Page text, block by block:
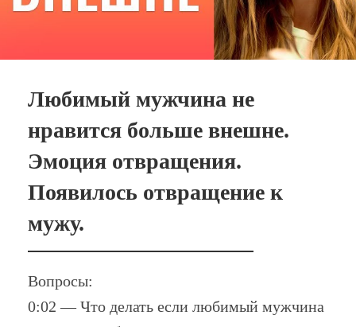
Любимый мужчина не
нравится больше внешне.
Эмоция отвращения.
Появилось отвращение к
мужу.
Вопросы:
0:02 — Что делать если любимый мужчина